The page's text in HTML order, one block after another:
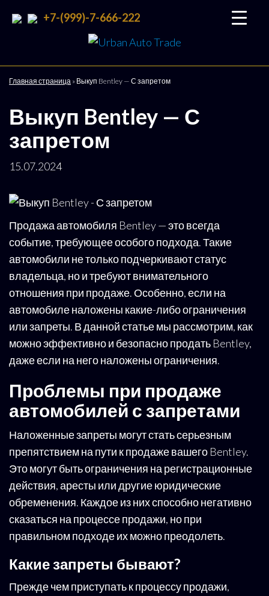
+7-(999)-7-666-222
Главная страница » Выкуп Bentley — С запретом
Выкуп Bentley — С
запретом
15.07.2024
Продажа автомобиля Bentley — это всегда
событие, требующее особого подхода. Такие
автомобили не только подчеркивают статус
владельца, но и требуют внимательного
отношения при продаже. Особенно, если на
автомобиле наложены какие-либо ограничения
или запреты. В данной статье мы рассмотрим, как
можно эффективно и безопасно продать Bentley,
даже если на него наложены ограничения.
Проблемы при продаже
автомобилей с запретами
Наложенные запреты могут стать серьезным
препятствием на пути к продаже вашего Bentley.
Это могут быть ограничения на регистрационные
действия, аресты или другие юридические
обременения. Каждое из них способно негативно
сказаться на процессе продажи, но при
правильном подходе их можно преодолеть.
Какие запреты бывают?
Прежде чем приступать к процессу продажи,